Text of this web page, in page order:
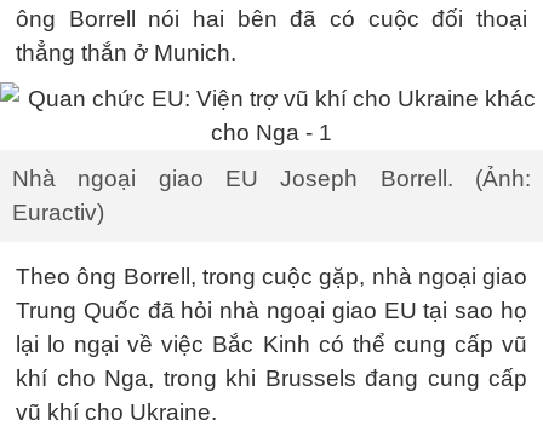
ông Borrell nói hai bên đã có cuộc đối thoại
thẳng thắn ở Munich.
Nhà ngoại giao EU Joseph Borrell. (Ảnh:
Euractiv)
Theo ông Borrell, trong cuộc gặp, nhà ngoại giao
Trung Quốc đã hỏi nhà ngoại giao EU tại sao họ
lại lo ngại về việc Bắc Kinh có thể cung cấp vũ
khí cho Nga, trong khi Brussels đang cung cấp
vũ khí cho Ukraine.